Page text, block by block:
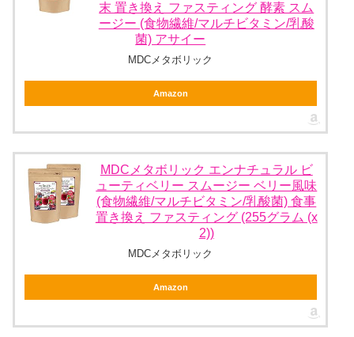
末 置き換え ファスティング 酵素 スム
ージー (食物繊維/マルチビタミン/乳酸
菌) アサイー
MDCメタボリック
Amazon
MDCメタボリック エンナチュラル ビ
ューティベリー スムージー ベリー風味
(食物繊維/マルチビタミン/乳酸菌) 食事
置き換え ファスティング (255グラム (x
2))
MDCメタボリック
Amazon